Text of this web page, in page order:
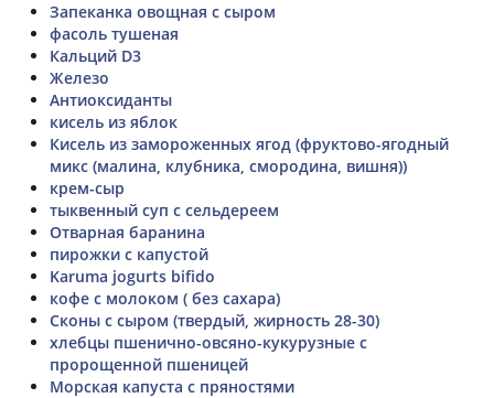
Запеканка овощная с сыром
фасоль тушеная
Кальций D3
Железо
Антиоксиданты
кисель из яблок
Кисель из замороженных ягод (фруктово-ягодный
микс (малина, клубника, смородина, вишня))
крем-сыр
тыквенный суп с сельдереем
Отварная баранина
пирожки с капустой
Karuma jogurts bifido
кофе с молоком ( без сахара)
Сконы с сыром (твердый, жирность 28-30)
хлебцы пшенично-овсяно-кукурузные с
пророщенной пшеницей
Морская капуста с пряностями